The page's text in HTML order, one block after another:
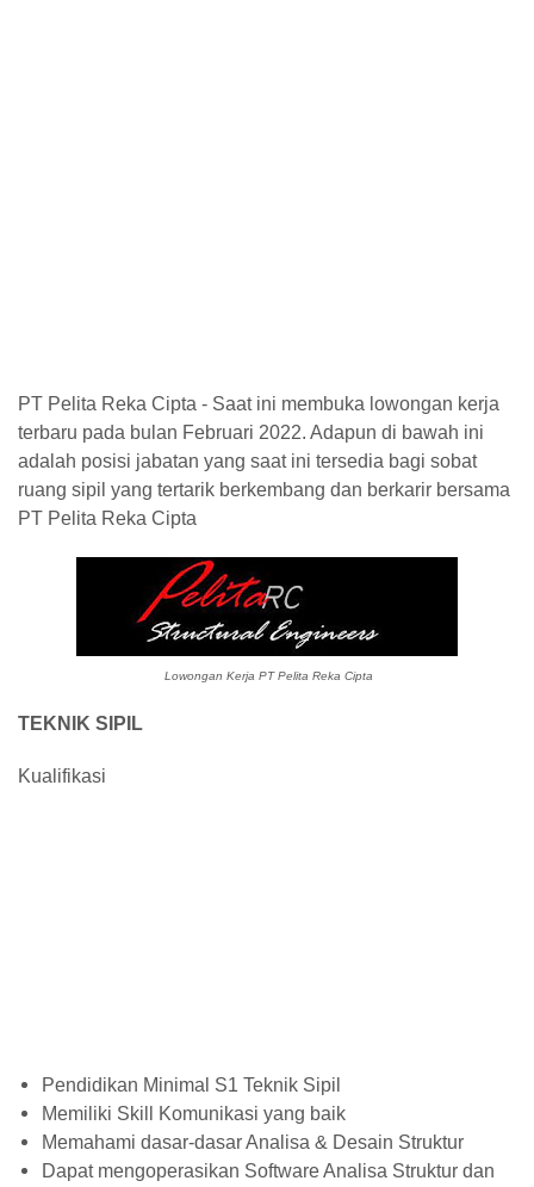
PT Pelita Reka Cipta - Saat ini membuka lowongan kerja
terbaru pada bulan Februari 2022. Adapun di bawah ini
adalah posisi jabatan yang saat ini tersedia bagi sobat
ruang sipil yang tertarik berkembang dan berkarir bersama
PT Pelita Reka Cipta
Lowongan Kerja PT Pelita Reka Cipta
TEKNIK SIPIL
Kualifikasi
Pendidikan Minimal S1 Teknik Sipil
Memiliki Skill Komunikasi yang baik
Memahami dasar-dasar Analisa & Desain Struktur
Dapat mengoperasikan Software Analisa Struktur dan